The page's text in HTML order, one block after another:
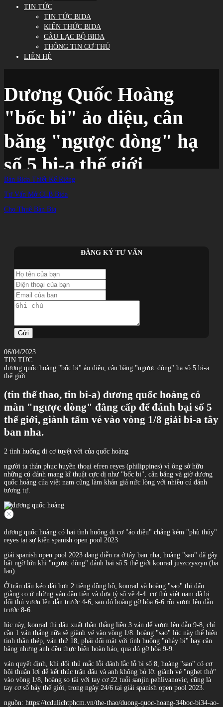
TIN TỨC
TIN TỨC BIDA
KIẾN THỨC BIDA
CÂU LẠC BỘ BIDA
THÔNG TIN CƠ THỦ
LIÊN HỆ
Dương Quốc Hoàng
"bốc bi" ảo diệu, cân
băng "ngược dòng" hạ
số 5 bi-a thế giới
TIN TỨC /
Bàn Bida Thiết Kế Riêng
Tư Vấn Mở CLB Bida
Cho Thuê Bàn Bia
ĐĂNG KÝ TƯ VẤN
Gửi
06/04/2023
TIN TỨC
dương quốc hoàng "bốc bi" ảo diệu, cân băng "ngược dòng" hạ số 5 bi-a
thế giới
(tin thể thao, tin bi-a) dương quốc hoàng có
màn "ngược dòng" đẳng cấp để đánh bại số 5
thế giới, giành tấm vé vào vòng 1/8 giải bi-a tây
ban nha.
2 tình huống đi cơ tuyệt vời của quốc hoàng
người ta thán phục huyền thoại efren reyes (philippines) vì ông sở hữu
những cú đánh mang kĩ thuật cực dị như "bốc bi", cân băng và giờ dương
quốc hoàng của việt nam cũng làm khán giả nức lòng với nhiều cú đánh
tương tự.
dương quốc hoàng có hai tình huống đi cơ "ảo diệu" chẳng kém "phù thủy"
reyes tại sự kiện spanish open pool 2023
giải spanish open pool 2023 đang diễn ra ở tây ban nha, hoàng "sao" đã gây
bất ngờ lớn khi "ngược dòng" đánh bại số 5 thế giới konrad juszczyszyn (ba
lan).
Ở trận đấu kéo dài hơn 2 tiếng đồng hồ, konrad và hoàng "sao" thi đấu
giằng co ở những ván đầu tiên và đưa tỷ số về 4-4. cơ thủ việt nam đã bị
đối thủ vươn lên dẫn trước 4-6, sau đó hoàng gỡ hòa 6-6 rồi vươn lên dẫn
trước 8-6.
lúc này, konrad thi đấu xuất thần thắng liền 3 ván để vươn lên dẫn 9-8, chỉ
cần 1 ván thắng nữa sẽ giành vé vào vòng 1/8. hoàng "sao" lúc này thể hiện
tinh thần thép, ván thứ 18, phải đối mặt với tình huống "nhảy bi" hay cân
băng nhưng anh đều thực hiện hoàn hảo, qua đó gỡ hòa 9-9.
ván quyết định, khi đối thủ mắc lỗi đánh lắc lỗ bi số 8, hoàng "sao" có cơ
hội thuận lợi để kết thúc trận đấu và anh không bỏ lỡ. giành vé "nghẹt thở"
vào vòng 1/8, hoàng so tài với tay cơ 22 tuổi sanjin pehlivanovic, cũng là
tay cơ số bảy thế giới, trong ngày 24/6 tại giải spanish open pool 2023.
nguồn: https://tcdulichtphcm.vn/the-thao/duong-quoc-hoang-34boc-bi34-ao-